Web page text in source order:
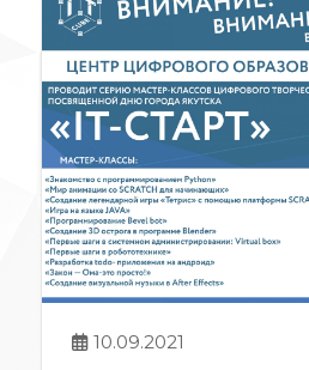
10.09.2021